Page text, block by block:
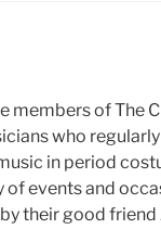
members of The
who
in period
events and
their good friend